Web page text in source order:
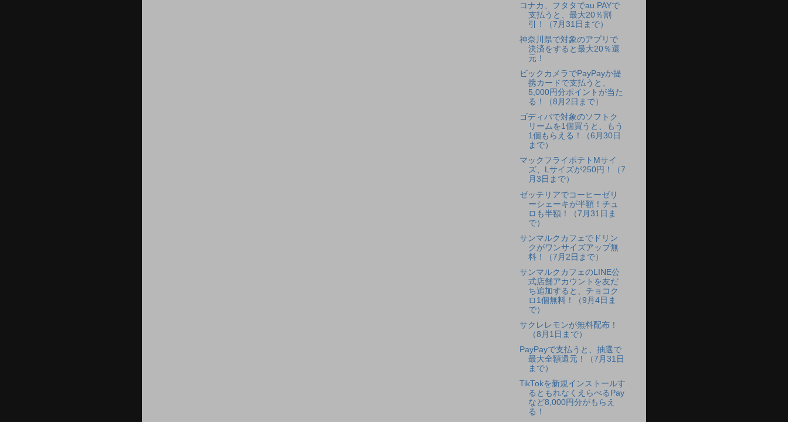
コナカ、フタタでau PAYで
支払うと、最大20％割
引！（7月31日まで）
神奈川県で対象のアプリで
決済をすると最大20％還
元！
ビックカメラでPayPayか提
携カードで支払うと、
5,000円分ポイントが当た
る！（8月2日まで）
ゴディバで対象のソフトク
リームを1個買うと、もう
1個もらえる！（6月30日
まで）
マックフライポテトMサイ
ズ、Lサイズが250円！（7
月3日まで）
ゼッテリアでコーヒーゼリ
ーシェーキが半額！チュ
ロも半額！（7月31日ま
で）
サンマルクカフェでドリン
クがワンサイズアップ無
料！（7月2日まで）
サンマルクカフェのLINE公
式店舗アカウントを友だ
ち追加すると、チョコク
ロ1個無料！（9月4日ま
で）
サクレレモンが無料配布！
（8月1日まで）
PayPayで支払うと、抽選で
最大全額還元！（7月31日
まで）
TikTokを新規インストールす
るともれなくえらべるPay
など8,000円分がもらえ
る！